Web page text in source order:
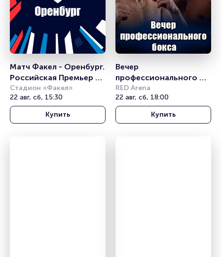
Матч Факел - Оренбург.
Российская Премьер
Лига
Стадион «Факел»
22 авг, сб, 15:30
Купить
Вечер
профессионального
бокса
RED Arena
22 авг, сб, 18:00
Купить